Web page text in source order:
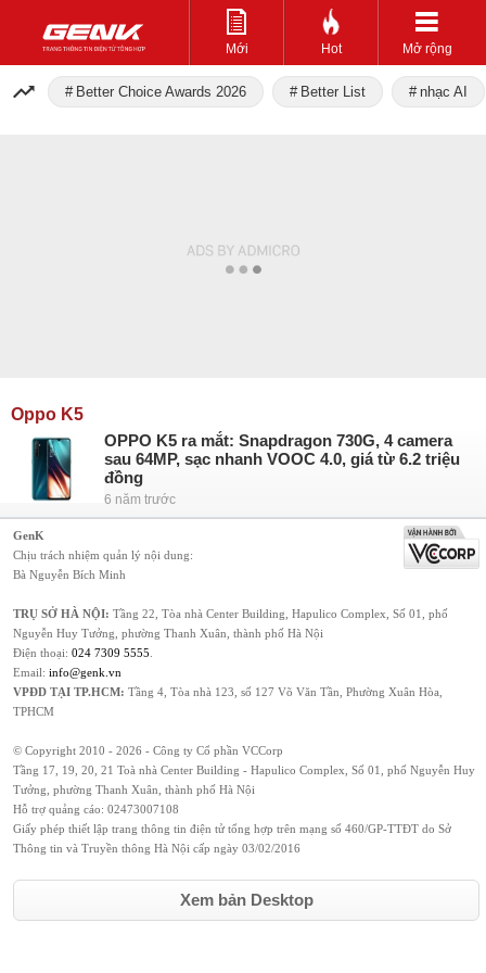
Mới Hot Mở rộng
Better Choice Awards 2026 Better List nhạc AI
Oppo K5
OPPO K5 ra mắt: Snapdragon 730G, 4 camera
sau 64MP, sạc nhanh VOOC 4.0, giá từ 6.2 triệu
đồng
6 năm trước
GenK
Chịu trách nhiệm quản lý nội dung:
Bà Nguyễn Bích Minh
TRỤ SỞ HÀ NỘI: Tầng 22, Tòa nhà Center Building, Hapulico Complex, Số 01, phố
Nguyễn Huy Tưởng, phường Thanh Xuân, thành phố Hà Nội
Điện thoại: 024 7309 5555
Email: info@genk.vn
VPĐD TẠI TP.HCM: Tầng 4, Tòa nhà 123, số 127 Võ Văn Tần, Phường Xuân Hòa,
TPHCM
© Copyright 2010 - 2026 - Công ty Cổ phần VCCorp
Tầng 17, 19, 20, 21 Toà nhà Center Building - Hapulico Complex, Số 01, phố Nguyễn Huy
Tưởng, phường Thanh Xuân, thành phố Hà Nội
Hỗ trợ quảng cáo: 02473007108
Giấy phép thiết lập trang thông tin điện tử tổng hợp trên mạng số 460/GP-TTĐT do Sở
Thông tin và Truyền thông Hà Nội cấp ngày 03/02/2016
Xem bản Desktop